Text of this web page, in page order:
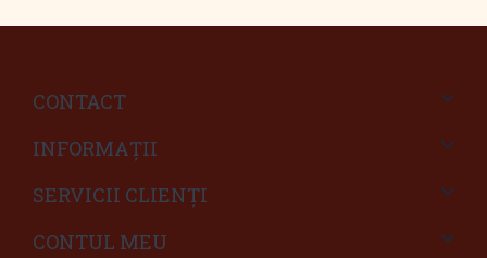
CONTACT
INFORMAŢII
SERVICII CLIENŢI
CONTUL MEU